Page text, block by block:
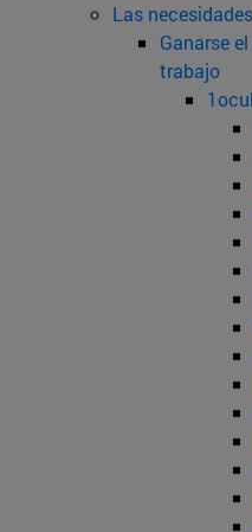
Las
Ganarse
trabajo